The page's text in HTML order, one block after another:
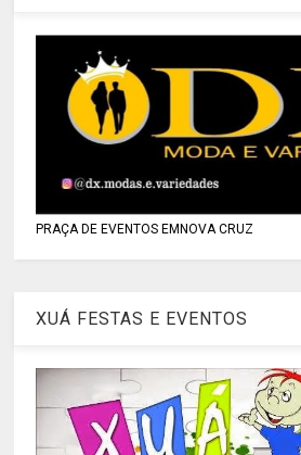
PRAÇA DE EVENTOS EMNOVA CRUZ
XUÁ FESTAS E EVENTOS